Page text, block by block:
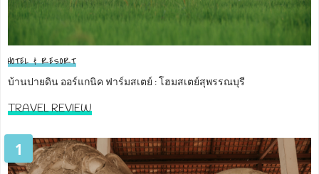
HOTEL & RESORT
บ้านปายดิน ออร์แกนิค ฟาร์มสเตย์ : โฮมสเตย์สุพรรณบุรี
TRAVEL REVIEW
1